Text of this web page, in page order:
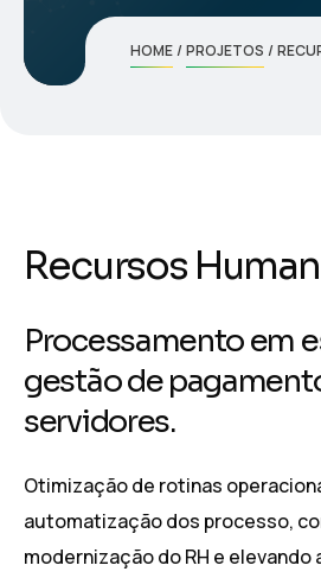
HOME PROJETOS
Recursos
Processamento em
gestão de
servidores.
Otimização de rotinas
automatização dos processo,
modernização do RH e elevando